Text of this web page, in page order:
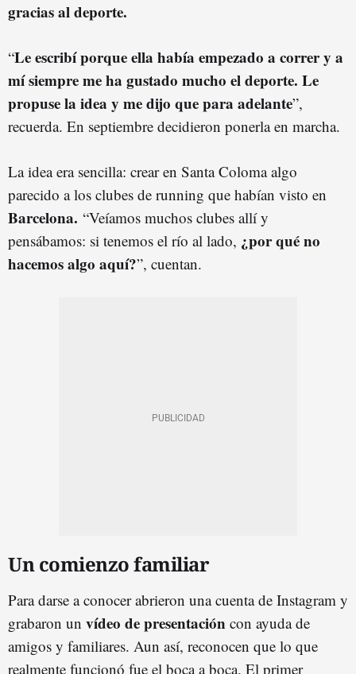
gracias al deporte.
“Le escribí porque ella había empezado a correr y a
mí siempre me ha gustado mucho el deporte. Le
propuse la idea y me dijo que para adelante”,
recuerda. En septiembre decidieron ponerla en marcha.
La idea era sencilla: crear en Santa Coloma algo
parecido a los clubes de running que habían visto en
Barcelona. “Veíamos muchos clubes allí y
pensábamos: si tenemos el río al lado, ¿por qué no
hacemos algo aquí?”, cuentan.
Un comienzo familiar
Para darse a conocer abrieron una cuenta de Instagram y
grabaron un vídeo de presentación con ayuda de
amigos y familiares. Aun así, reconocen que lo que
realmente funcionó fue el boca a boca. El primer